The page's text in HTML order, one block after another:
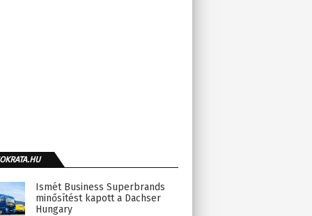
Ismét Business Superbrands
minősítést kapott a Dachser
Hungary